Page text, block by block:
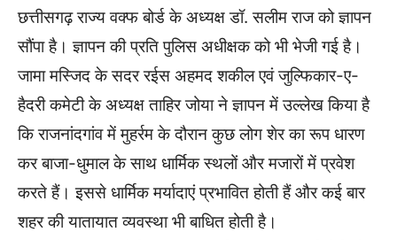
छत्तीसगढ़ राज्य वक्फ बोर्ड के अध्यक्ष डॉ. सलीम राज को ज्ञापन
सौंपा है। ज्ञापन की प्रति पुलिस अधीक्षक को भी भेजी गई है।
जामा मस्जिद के सदर रईस अहमद शकील एवं जुल्फिकार-ए-
हैदरी कमेटी के अध्यक्ष ताहिर जोया ने ज्ञापन में उल्लेख किया है
कि राजनांदगांव में मुहर्रम के दौरान कुछ लोग शेर का रूप धारण
कर बाजा-धुमाल के साथ धार्मिक स्थलों और मजारों में प्रवेश
करते हैं। इससे धार्मिक मर्यादाएं प्रभावित होती हैं और कई बार
शहर की यातायात व्यवस्था भी बाधित होती है।